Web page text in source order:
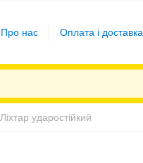
Про нас Оплата і доставка
Ліхтар ударостійкий